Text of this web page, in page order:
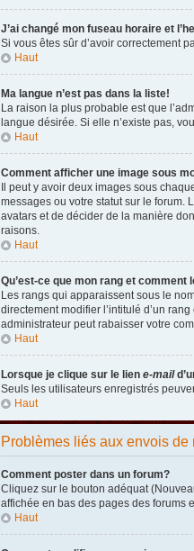
J’ai changé mon fuseau horaire et
Si vous êtes sûr d’avoir correctement
Haut
Ma langue n’est pas dans la liste!
La raison la plus probable est que
langue désirée. Si elle n’existe pas,
Haut
Comment afficher une image sous
Il peut y avoir deux images sous
messages ou votre statut sur le forum.
avatars et de décider de la manière
raisons.
Haut
Qu’est-ce que mon rang et comment
Les rangs qui apparaissent sous le
directement modifier l’intitulé d’un
administrateur peut rabaisser votre
Haut
Lorsque je clique sur le lien e-mail
Seuls les utilisateurs enregistrés
Haut
Problèmes liés aux envois de
Comment poster dans un forum?
Cliquez sur le bouton adéquat
affichée en bas des pages des forums
Haut